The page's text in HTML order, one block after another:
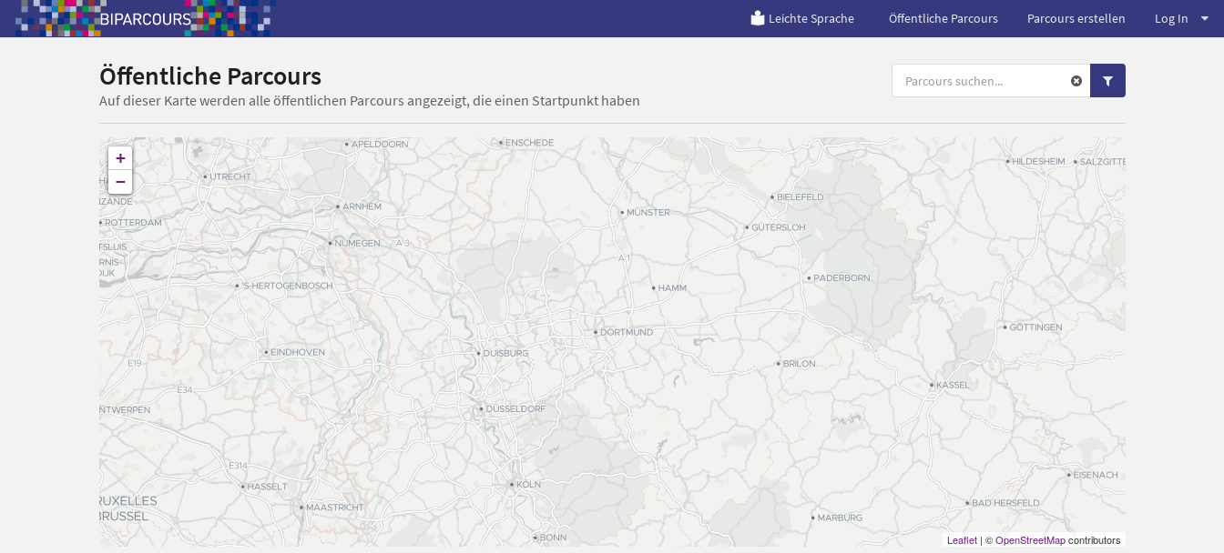
Leichte Sprache Öffentliche Parcours Parcours erstellen Log In
Öffentliche Parcours
Auf dieser Karte werden alle öffentlichen Parcours angezeigt, die einen Startpunkt haben
+
−
Leaflet| ©OpenStreetMapcontributors